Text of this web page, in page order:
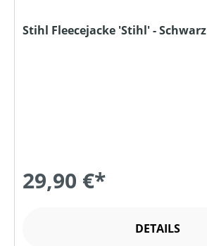
Stihl Fleecejacke 'Stihl' - Schwarz
29,90 €*
DETAILS